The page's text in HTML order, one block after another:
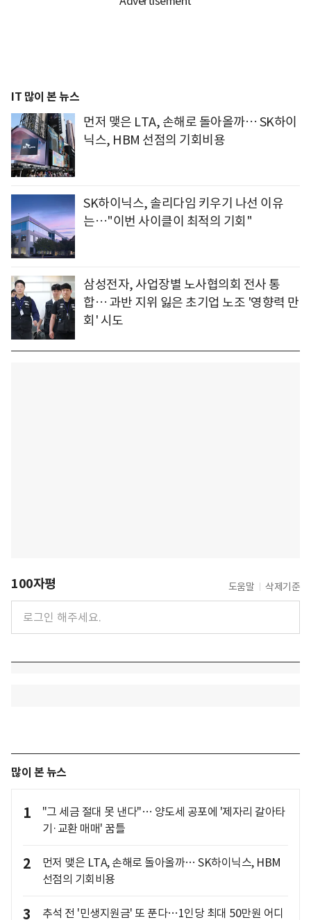
IT 많이 본 뉴스
먼저 맺은 LTA, 손해로 돌아올까… SK하이
닉스, HBM 선점의 기회비용
SK하이닉스, 솔리다임 키우기 나선 이유
는…"이번 사이클이 최적의 기회"
삼성전자, 사업장별 노사협의회 전사 통
합… 과반 지위 잃은 초기업 노조 '영향력 만
회' 시도
100자평 도움말 삭제기준
많이 본 뉴스
1
"그 세금 절대 못 낸다"… 양도세 공포에 '제자리 갈아타
기·교환 매매' 꿈틀
2
먼저 맺은 LTA, 손해로 돌아올까… SK하이닉스, HBM
선점의 기회비용
3 추석 전 '민생지원금' 또 푼다…1인당 최대 50만원 어디